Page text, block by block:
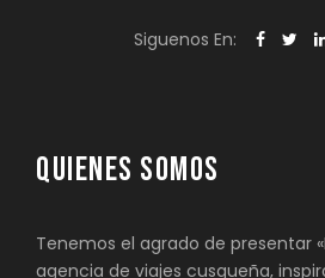
Siguenos En:
QUIENES SOMOS
Tenemos el agrado de presentar
agencia de viajes cusqueña,